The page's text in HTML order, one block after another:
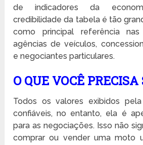
de indicadores da
credibilidade da tabela é tão
como principal referência
agências de veículos,
e negociantes particulares.
O QUE VOCÊ
Todos os valores exibidos
confiáveis, no entanto, ela é
para as negociações. Isso não
comprar ou vender uma moto